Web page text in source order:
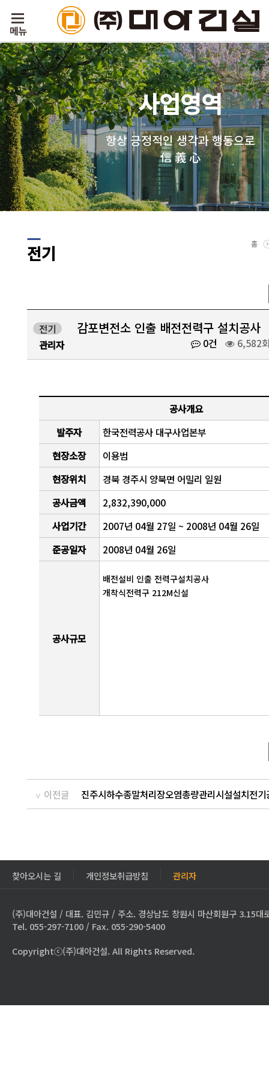
사업영역
항상 긍정적인 생각과 행동으로
信 義 心
전기 홈
전기 감포변전소 인출 배전전력구 설치공사
관리자 0건 6,582
공사개요
발주자
한국전력공사 대구사업본부
현장소장
이용범
현장위치
경북 경주시 양북면 어밀리 일원
공사금액
2,832,390,000
사업기간
2007년 04월 27일 ~ 2008년 04월 26일
준공일자
2008년 04월 26일
공사규모
배전설비 인출 전력구설치공사
개착식전력구 212M신설
이전글 진주시하수종말처리장오염총량관리시설설치전기
찾아오시는 길 개인정보취급방침 관리자
(주)대아건설 / 대표. 김민규 / 주소. 경상남도 창원시 마산회원구 3.15대
Tel. 055-297-7100 / Fax. 055-290-5400
Copyrightⓒ(주)대아건설. All Rights Reserved.